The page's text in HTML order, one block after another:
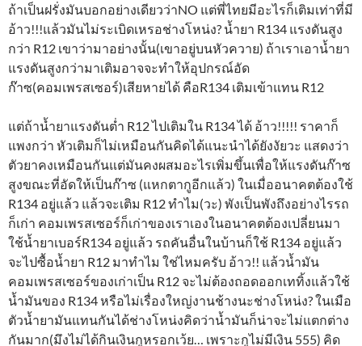
ถ้าเป็นฝรั่งมันบอกอย่างเดียวว่าNO แต่พี่ไทยมีอะไรก็เติมเท่าที่มี
อ้าว!!!แล้วมันไม่ระเบิดเหรอช่างโหน่ง? น้ำยา R134 แรงดันสูง
กว่า R12 เขาว่ามาอย่างนั้น(เขาอยู่บนหัวควาย) ถ้าเราเอาน้ำยา
แรงดันสูงกว่ามาเติมอาจจะทำให้อุปกรณ์อัด
ก๊าซ(คอมเพรสเซอร์)เสียหายได้ คือR134 เติมเข้าแทน R12
แต่ถ้าน้ำยาแรงดันต่ำ R12 ไปเติมใน R134 ได้ อ้าว!!!!! ราคาก็
แพงกว่า หัวเติมก็ไม่เหมือนกันคิดได้แนะนำได้ยังงัยวะ แสดงว่า
ตัวยาคงเหมือนกันแต่มันคงผสมอะไรเพิ่มขึ้นเพื่อให้แรงดันก๊าซ
สูงขณะที่อัดให้เป็นก๊าซ (แหกตากูอีกแล้ว) ในเมื่ออนาคตต้องใช้
R134 อยู่แล้ว แล้วจะเติม R12 ทำไม(วะ) พังเป็นพังถึงอย่างไรรถ
ก็เก่า คอมเพรสเซอร์ก็เก่าของเราเองในอนาคตต้องเปลี่ยนมา
ใช้น้ำยาเบอร์R134 อยู่แล้ว รถคันอื่นในบ้านก็ใช้ R134 อยู่แล้ว
จะไปซื้อน้ำยา R12 มาทำไม ใช่ไหมครับ อ้าว!! แล้วน้ำมัน
คอมเพรสเซอร์ของเก่าเป็น R12 จะไม่ต้องถอดออกเททิ้งแล้วใช้
น้ำมันของ R134 หรือไม่เรื่องใหญ่งานช้างนะช่างโหน่ง? ในเมือ
ตัวน้ำยามันแทนกันได้ช่างโหน่งคิดว่าน้ำมันก็น่าจะไม่แตกต่าง
กันมาก(มึงไม่ได้กินเงินกูหรอกเว้ย… เพราะกูไม่มีเงิน 555) คิด